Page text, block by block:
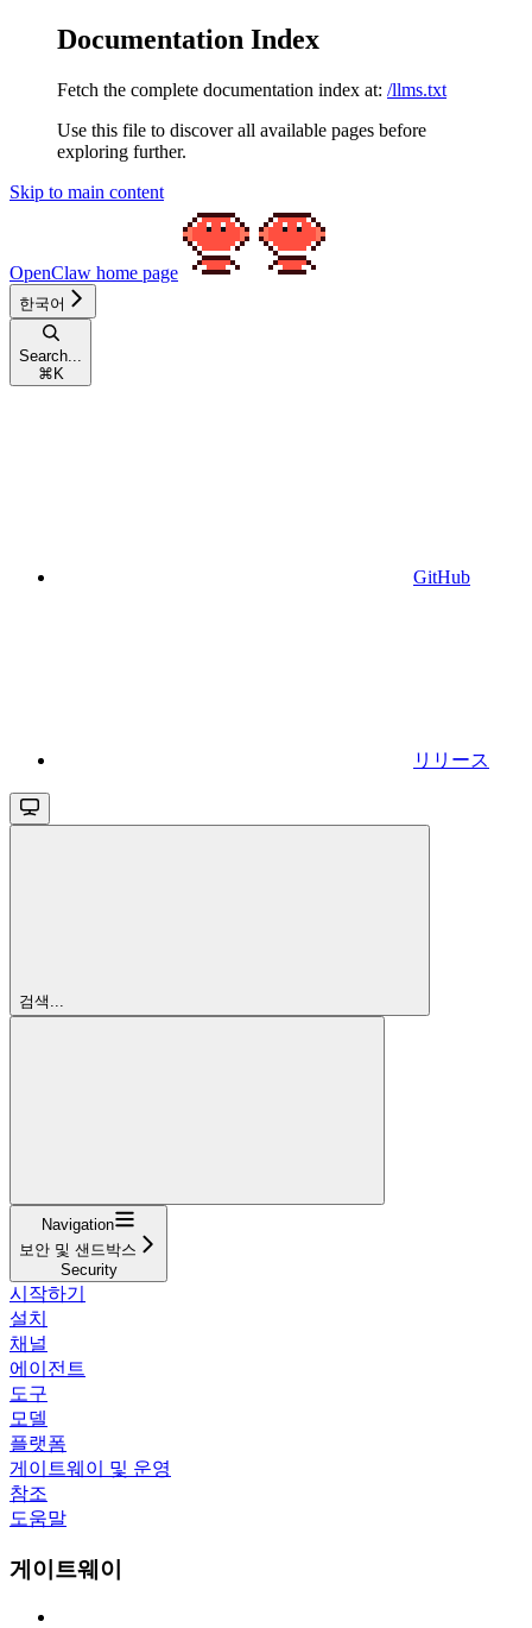
Documentation Index
Fetch the complete documentation index at: /llms.txt
Use this file to discover all available pages before
exploring further.
Skip to main content
OpenClaw home page
한국어
Search...
⌘ K
GitHub
リリース
검색...
Navigation
보안 및 샌드박스
Security
시작하기
설치
채널
에이전트
도구
모델
플랫폼
게이트웨이 및 운영
참조
도움말
게이트웨이